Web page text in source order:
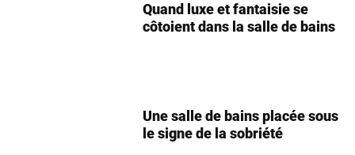
Quand luxe et fantaisie se
côtoient dans la salle de bains
Une salle de bains placée sous
le signe de la sobriété